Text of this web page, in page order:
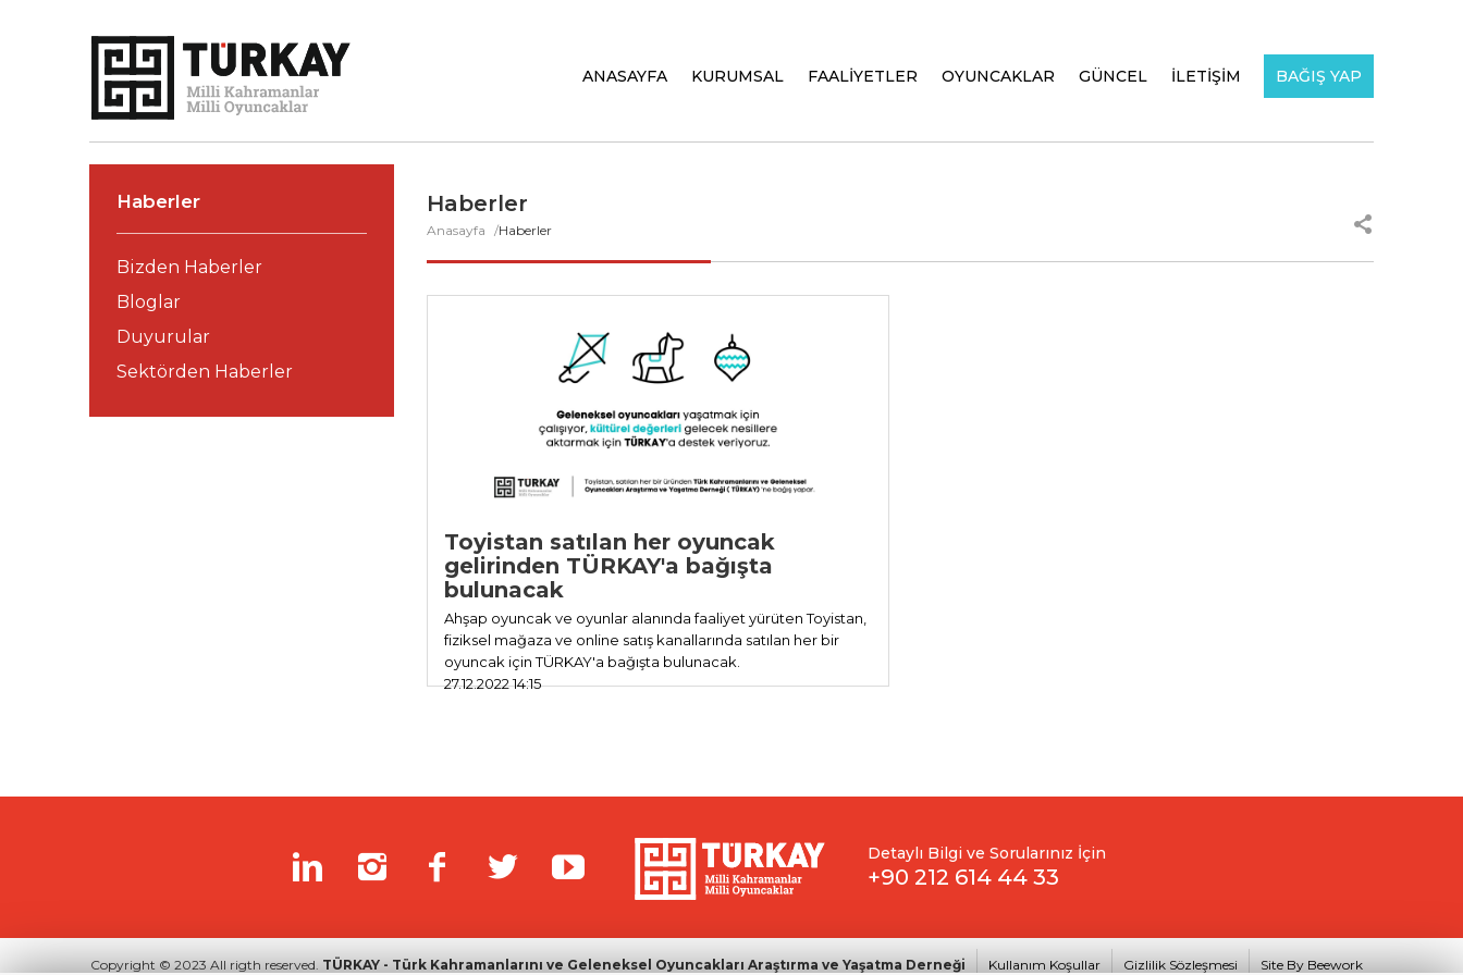
ANASAYFA KURUMSAL FAALİYETLER OYUNCAKLAR GÜNCEL İLETİŞİM BAĞIŞ YAP
Haberler
Bizden Haberler
Bloglar
Duyurular
Sektörden Haberler
Haberler
Anasayfa Haberler
Toyistan satılan her oyuncak
gelirinden TÜRKAY'a bağışta
bulunacak
Ahşap oyuncak ve oyunlar alanında faaliyet yürüten Toyistan,
fiziksel mağaza ve online satış kanallarında satılan her bir
oyuncak için TÜRKAY'a bağışta bulunacak.
27.12.2022 14:15
Detaylı Bilgi ve Sorularınız İçin
+90 212 614 44 33
Copyright © 2023 All rigth reserved. TÜRKAY - Türk Kahramanlarını ve Geleneksel Oyuncakları Araştırma ve Yaşatma Derneği Kullanım Koşullar Gizlilik Sözleşmesi Site By Beework